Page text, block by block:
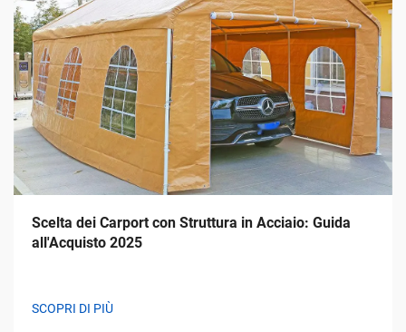
Scelta dei Carport con Struttura in Acciaio: Guida
all'Acquisto 2025
SCOPRI DI PIÙ